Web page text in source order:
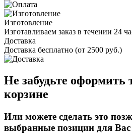
Изготовление
Изготавливаем заказ в течении 24
Доставка
Доставка бесплатно (от 2500 руб.)
Не забудьте оформить
корзине
Или можете сделать это
выбранные позиции для Вас